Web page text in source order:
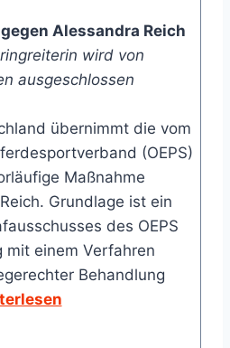
Alessandra Reich
wird von
ausgeschlossen
übernimmt die vom
(OEPS)
Maßnahme
Grundlage ist ein
des OEPS
mit einem Verfahren
Behandlung